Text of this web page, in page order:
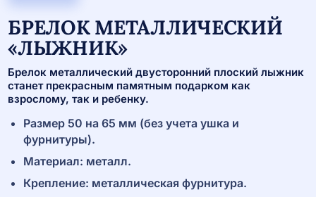
БРЕЛОК МЕТАЛЛИЧЕСКИЙ
«ЛЫЖНИК»
Брелок металлический двусторонний плоский лыжник
станет прекрасным памятным подарком как
взрослому, так и ребенку.
Размер 50 на 65 мм (без учета ушка и
фурнитуры).
Материал: металл.
Крепление: металлическая фурнитура.